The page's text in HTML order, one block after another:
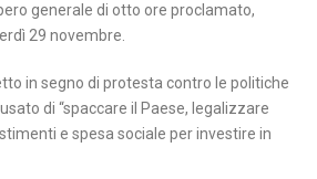
generale di otto ore proclamato,
29 novembre.
in segno di protesta contro le politiche
di “spaccare il Paese, legalizzare
e spesa sociale per investire in